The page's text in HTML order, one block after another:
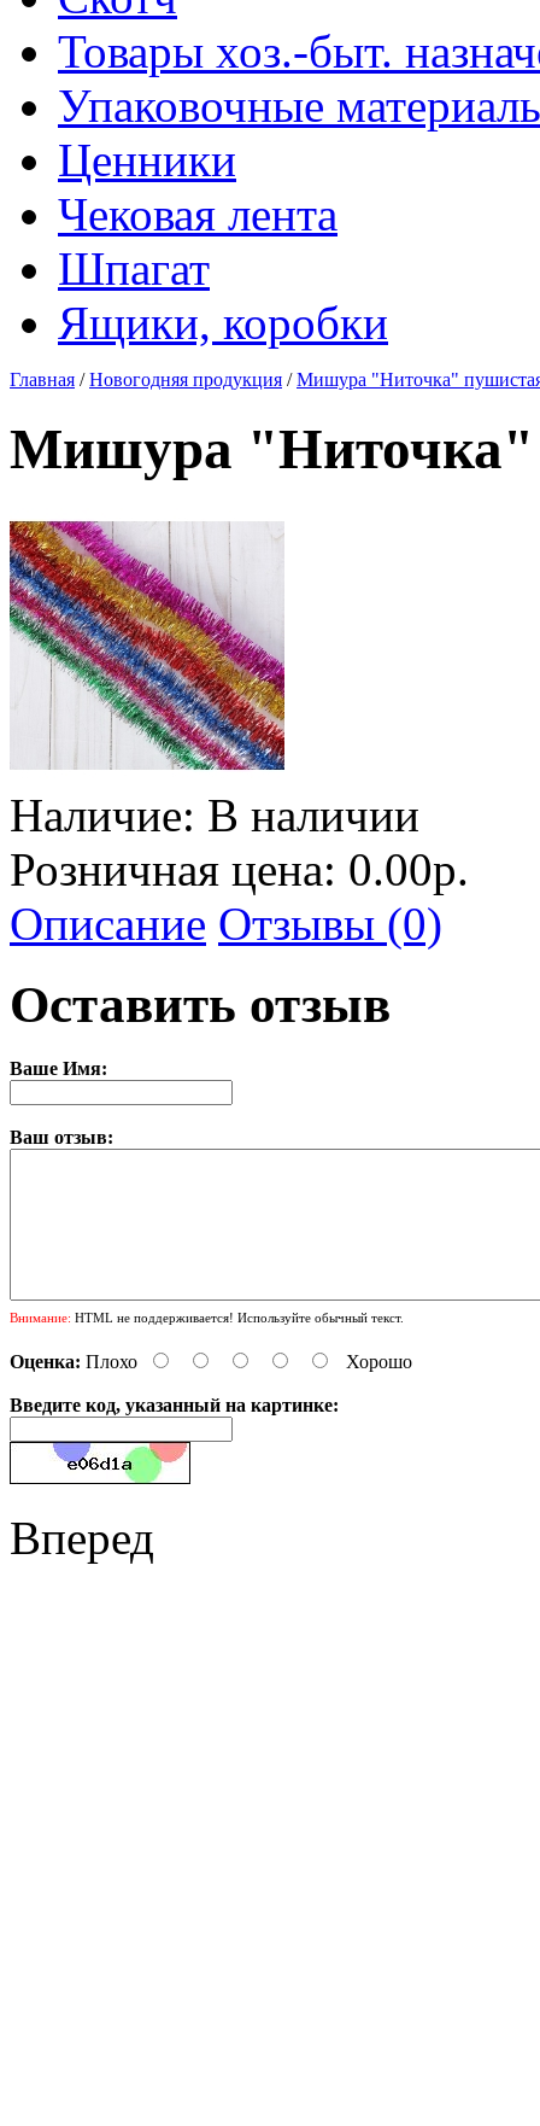
Товары хоз.-быт.
Упаковочные
Ценники
Чековая лента
Шпагат
Ящики, коробки
Главная /Новогодняя продукция /Мишура "Ниточка"
Мишура "Ниточка"
Наличие: В наличии
Розничная цена: 0.00р.
Описание Отзывы (0)
Оставить отзыв
Ваше Имя:
Ваш отзыв:
Внимание: HTML не поддерживается! Используйте обычный текст.
Оценка: Плохо Хорошо
Введите код, указанный на картинке:
Вперед